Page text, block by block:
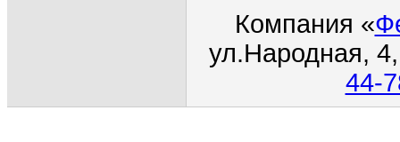
Компания «
ул.Народная,
44-